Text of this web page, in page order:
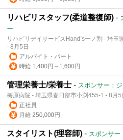
リハビリスタッフ(柔道整復師) -
ー
リハビリデイサービスHand’s一ノ割 - 埼
- 8月5日
アルバイト・パート
時給 1,400円～1,600円
管理栄養士/栄養士 - スポンサー：
梅原病院 - 埼玉県春日部市小渕455-1 - 8月5
正社員
月給 250,000円
スタイリスト(理容師) - スポンサー